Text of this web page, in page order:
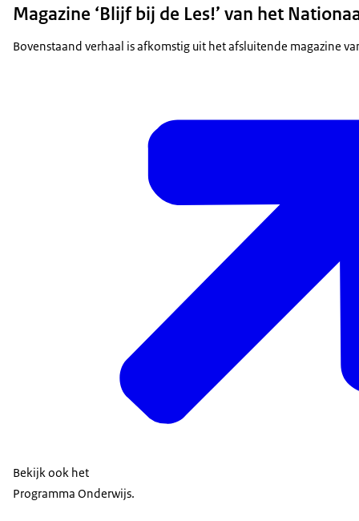
Magazine ‘Blijf bij de Les!’ van het
Bovenstaand verhaal is afkomstig uit het afsluitende magazine
Bekijk ook het
Programma Onderwijs.